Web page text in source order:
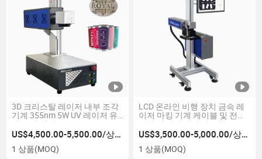
3D 크리스탈 레이저 내부 조각
기계 355nm 5W UV 레이저 유
리 조각 기계
US$4,500.00-5,500.00/상품
1 상품(MOQ)
LCD 온라인 비행 장치 금속 레
이저 마킹 기계 케이블 및 전선
인쇄 기계 컨베이어 포함
US$3,500.00-5,000.00/상품
1 상품(MOQ)